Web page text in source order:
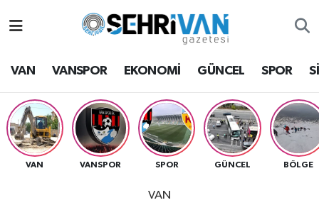
VAN VANSPOR EKONOMİ GÜNCEL SPOR
VAN VANSPOR SPOR GÜNCEL BÖLGE
VAN
Van Hava Durumu
VAN Namaz Vakitleri
Van Trafik Yoğunluk Haritası
Süper Lig Puan Durumu ve Fikstür